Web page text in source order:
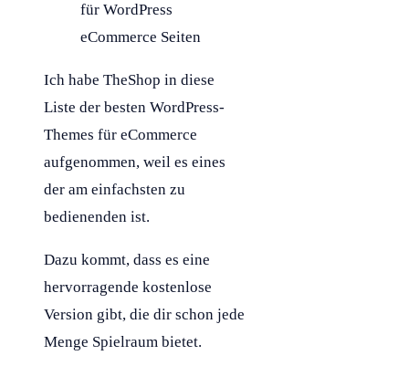
für WordPress
eCommerce Seiten
Ich habe TheShop in diese
Liste der besten WordPress-
Themes für eCommerce
aufgenommen, weil es eines
der am einfachsten zu
bedienenden ist.
Dazu kommt, dass es eine
hervorragende kostenlose
Version gibt, die dir schon jede
Menge Spielraum bietet.